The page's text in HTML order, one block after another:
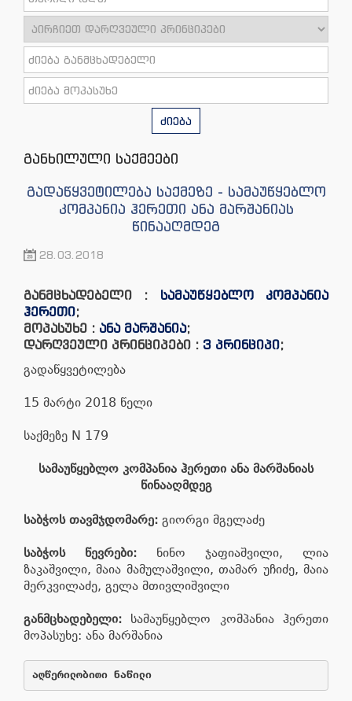
ძიება
განხილული საქმეები
გადაწყვეტილება საქმეზე - სამაუწყებლო
კომპანია ჰერეთი ანა მარშანიას
წინააღმდეგ
28.03.2018
განმცხადებელი : სამაუწყებლო კომპანია
ჰერეთი;
მოპასუხე : ანა მარშანია;
დარღვეული პრინციპები : 3 პრინციპი;
გადაწყვეტილება
15 მარტი 2018 წელი
საქმეზე N 179
სამაუწყებლო კომპანია ჰერეთი ანა მარშანიას
წინააღმდეგ
საბჭოს თავმჯდომარე: გიორგი მგელაძე
საბჭოს წევრები: ნინო ჯაფიაშვილი, ლია
ზაკაშვილი, მაია მამულაშვილი, თამარ უჩიძე, მაია
მერკვილაძე, გელა მთივლიშვილი
განმცხადებელი: სამაუწყებლო კომპანია ჰერეთი
მოპასუხე: ანა მარშანია
აღწერილობითი ნაწილი